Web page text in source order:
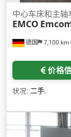
德国 7,100 km
中心车床和主轴
EMCO
价格
状况: 二手,